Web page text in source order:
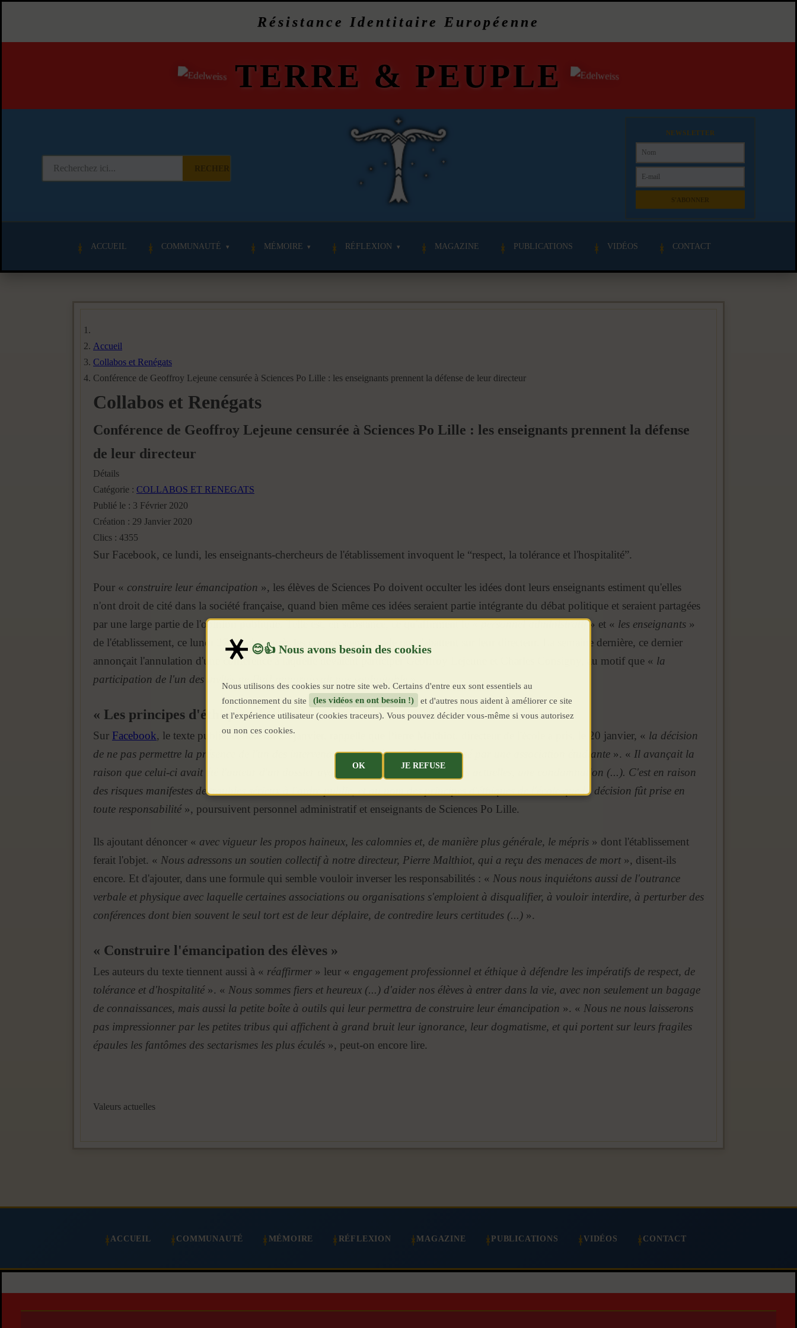
Résistance Identitaire Européenne
TERRE & PEUPLE
NEWSLETTER
ACCUEIL COMMUNAUTÉ MÉMOIRE RÉFLEXION MAGAZINE PUBLICATIONS VIDÉOS CONTACT
Accueil
Collabos et Renégats
Conférence de Geoffroy Lejeune censurée à Sciences Po Lille : les enseignants prennent la défense de leur directeur
Collabos et Renégats
Conférence de Geoffroy Lejeune censurée à Sciences Po Lille : les enseignants prennent la défense
de leur directeur
Détails
Catégorie : COLLABOS ET RENEGATS
Publié le : 3 Février 2020
Création : 29 Janvier 2020
Clics : 4355
Sur Facebook, ce lundi, les enseignants-chercheurs de l'établissement invoquent le “respect, la tolérance et l'hospitalité”.
Pour « construire leur émancipation », les élèves de Sciences Po doivent occulter les idées dont leurs enseignants estiment qu'elles
n'ont droit de cité dans la société française, quand bien même ces idées seraient partie intégrante du débat politique et seraient partagées
par une large partie de l'opinion publique. Telle est, en substance, ce qu'affirment le «personnel administratif» et « les enseignants »
de l'établissement, ce lundi 27 janvier, après les critiques en cascade qui s'abattent sur leur directeur. La semaine dernière, ce dernier
annonçait l'annulation d'une conférence à laquelle devaient participer Geoffroy Lejeune et Charles Consigny, au motif que « la
participation de l'un des invités ne [lui] apparaissait pas souhaitable
« Les principes d'éthiques de l'école »
Sur Facebook, le texte publié, et daté du 25 janvier, rappelle que Pierre Malthiot, directeur de l'école a pris, le 20 janvier, « la décision
de ne pas permettre la présence de l'un des intervenants prévus à un débat organisé par une association étudiante ». « Il avançait la
raison que celui-ci avait été l'auteur d'un dossier ayant valu à son journal, Valeurs actuelles, une condamnation (...). C'est en raison
des risques manifestes de troubles sérieux à l'ordre public, et au nom des principes d'éthiques de l'école que la décision fût prise en
toute responsabilité », poursuivent personnel administratif et enseignants de Sciences Po Lille.
Ils ajoutant dénoncer « avec vigueur les propos haineux, les calomnies et, de manière plus générale, le mépris » dont l'établissement
ferait l'objet. « Nous adressons un soutien collectif à notre directeur, Pierre Malthiot, qui a reçu des menaces de mort», disent-ils
encore. Et d'ajouter, dans une formule qui semble vouloir inverser les responsabilités : « Nous nous inquiétons aussi de l'outrance
verbale et physique avec laquelle certaines associations ou organisations s'emploient à disqualifier, à vouloir interdire, à perturber des
conférences dont bien souvent le seul tort est de leur déplaire, de contredire leurs certitudes (...) ».
« Construire l'émancipation des élèves »
Les auteurs du texte tiennent aussi à « réaffirmer » leur « engagement professionnel et éthique à défendre les impératifs de respect, de
tolérance et d'hospitalité». « Nous sommes fiers et heureux (...) d'aider nos élèves à entrer dans la vie, avec non seulement un bagage
de connaissances, mais aussi la petite boîte à outils qui leur permettra de construire leur émancipation ». « Nous ne nous laisserons
pas impressionner par les petites tribus qui affichent à grand bruit leur ignorance, leur dogmatisme, et qui portent sur leurs fragiles
épaules les fantômes des sectarismes les plus éculés », peut-on encore lire.
Valeurs actuelles
ACCUEIL COMMUNAUTÉ MÉMOIRE RÉFLEXION MAGAZINE PUBLICATIONS VIDÉOS CONTACT
Nous utilisons des cookies sur notre site web. Certains d'entre eux sont essentiels au
fonctionnement du site
(les vidéos en ont besoin !)
et d'autres nous aident à améliorer ce site
et l'expérience utilisateur (cookies traceurs). Vous pouvez décider vous-même si vous autorisez
ou non ces cookies.
OK JE REFUSE